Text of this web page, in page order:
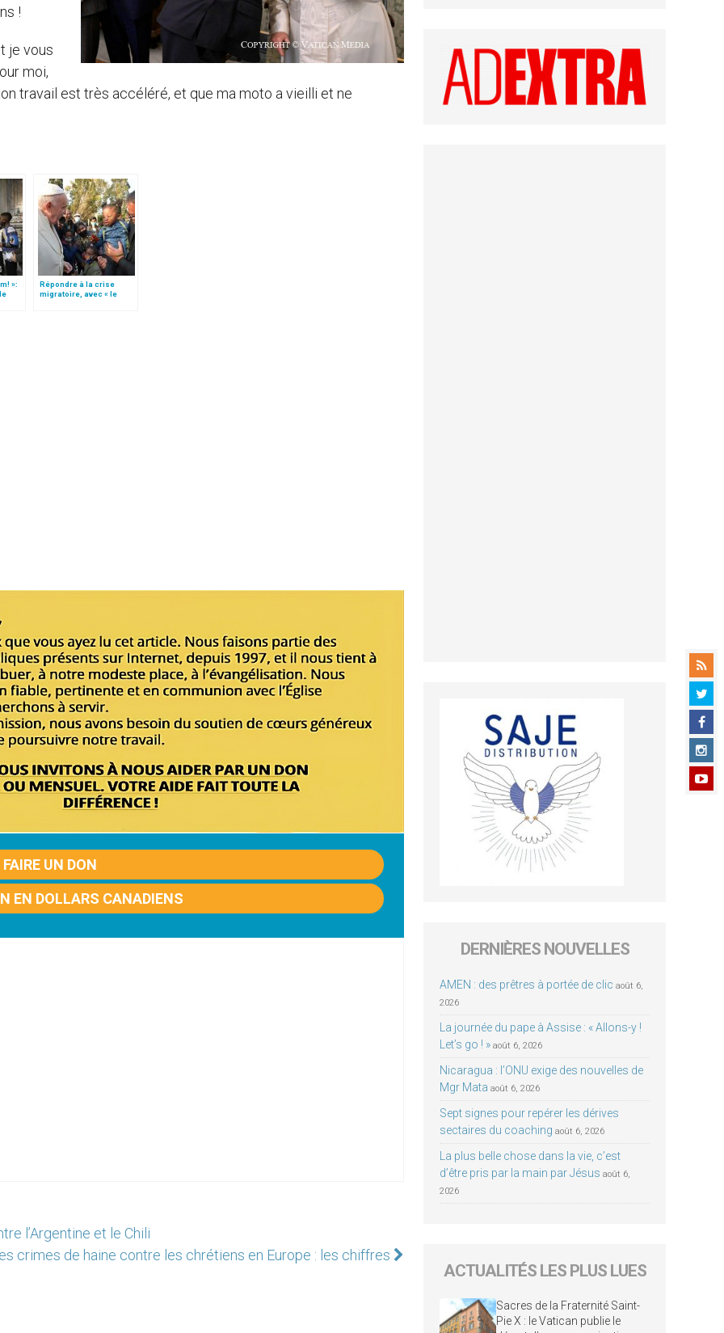
!
je vous
moi,
travail est très accéléré, et que ma moto a vieilli et ne
»:
Répondre à la crise
migratoire, avec « le
FAIRE UN DON
EN DOLLARS CANADIENS
l’Argentine et le Chili
crimes de haine contre les chrétiens en Europe : les chiffres
DERNIÈRES NOUVELLES
AMEN : des prêtres à portée de clic août 6,
2026
La journée du pape à Assise : « Allons-y !
Let’s go ! » août 6, 2026
Nicaragua : l’ONU exige des nouvelles de
Mgr Mata août 6, 2026
Sept signes pour repérer les dérives
sectaires du coaching août 6, 2026
La plus belle chose dans la vie, c’est
d’être pris par la main par Jésus août 6,
2026
ACTUALITÉS LES PLUS LUES
Sacres de la Fraternité Saint-
Pie X : le Vatican publie le